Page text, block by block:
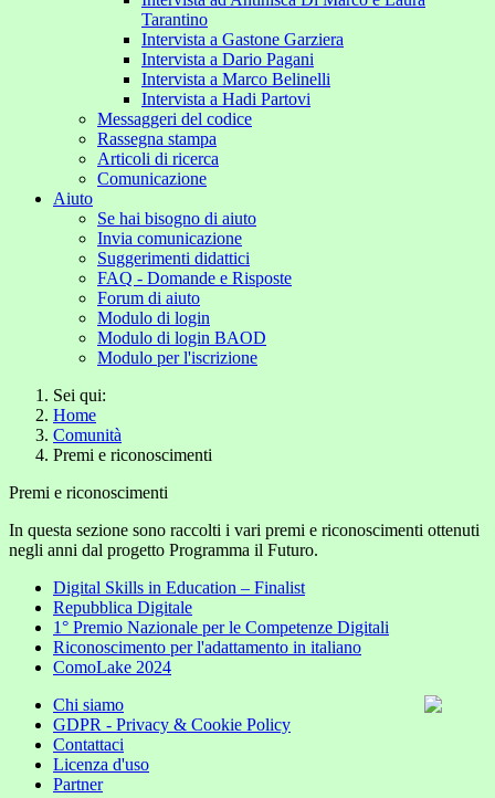
Tarantino
Intervista a Gastone Garziera
Intervista a Dario Pagani
Intervista a Marco Belinelli
Intervista a Hadi Partovi
Messaggeri del codice
Rassegna stampa
Articoli di ricerca
Comunicazione
Aiuto
Se hai bisogno di aiuto
Invia comunicazione
Suggerimenti didattici
FAQ - Domande e Risposte
Forum di aiuto
Modulo di login
Modulo di login BAOD
Modulo per l'iscrizione
Sei qui:
Home
Comunità
Premi e riconoscimenti
Premi e riconoscimenti
In questa sezione sono raccolti i vari premi e riconoscimenti ottenuti
negli anni dal progetto Programma il Futuro.
Digital Skills in Education – Finalist
Repubblica Digitale
1° Premio Nazionale per le Competenze Digitali
Riconoscimento per l'adattamento in italiano
ComoLake 2024
Chi siamo
GDPR - Privacy & Cookie Policy
Contattaci
Licenza d'uso
Partner